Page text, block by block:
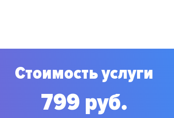
Стоимость услуги
799 руб.